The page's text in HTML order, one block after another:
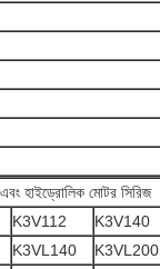
হাইড্রোলিক মোটর সিরিজ
K3V112 K3V140
K3VL140 K3VL200